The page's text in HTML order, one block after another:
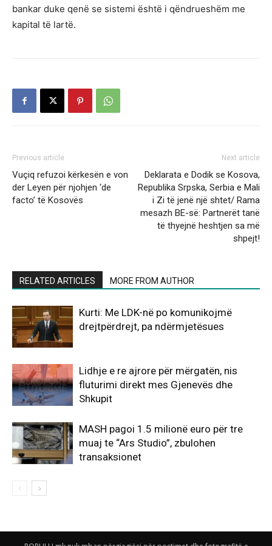
bankar duke qenë se sistemi është i qëndrueshëm me
kapital të lartë.
Previous article
Vuçiq refuzoi kërkesën e von
der Leyen për njohjen ‘de
facto’ të Kosovës
Next article
Deklarata e Dodik se Kosova,
Republika Srpska, Serbia e Mali
i Zi të jenë një shtet/ Rama
mesazh BE-së: Partnerët tanë
të thyejnë heshtjen sa më
shpejt!
RELATED ARTICLES MORE FROM AUTHOR
Kurti: Me LDK-në po komunikojmë
drejtpërdrejt, pa ndërmjetësues
Lidhje e re ajrore për mërgatën, nis
fluturimi direkt mes Gjenevës dhe
Shkupit
MASH pagoi 1.5 milionë euro për tre
muaj te “Ars Studio”, zbulohen
transaksionet